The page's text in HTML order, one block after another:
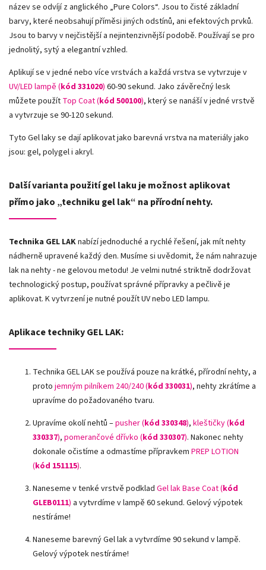
název se odvíjí z anglického „Pure Colors“. Jsou to čisté základní
barvy, které neobsahují příměsi jiných odstínů, ani efektových prvků.
Jsou to barvy v nejčistější a nejintenzivnější podobě. Používají se pro
jednolitý, sytý a elegantní vzhled.
Aplikují se v jedné nebo více vrstvách a každá vrstva se vytvrzuje v
UV/LED lampě (kód 331020) 60-90 sekund. Jako závěrečný lesk
můžete použít Top Coat (kód 500100), který se nanáší v jedné vrstvě
a vytvrzuje se 90-120 sekund.
Tyto Gel laky se dají aplikovat jako barevná vrstva na materiály jako
jsou: gel, polygel i akryl.
Další varianta použití gel laku je možnost aplikovat
přímo jako „techniku gel lak“ na přírodní nehty.
Technika GEL LAKnabízí jednoduché a rychlé řešení, jak mít nehty
nádherně upravené každý den. Musíme si uvědomit, že nám nahrazuje
lak na nehty - ne gelovou metodu! Je velmi nutné striktně dodržovat
technologický postup, používat správné přípravky a pečlivě je
aplikovat. K vytvrzení je nutné použít UV nebo LED lampu.
Aplikace techniky GEL LAK:
Technika GEL LAK se používá pouze na krátké, přírodní nehty, a
proto jemným pilníkem 240/240 (kód 330031), nehty zkrátíme a
upravíme do požadovaného tvaru.
Upravíme okolí nehtů –pusher (kód 330348), kleštičky (kód
330337), pomerančové dřívko (kód 330307). Nakonec nehty
dokonale očistíme a odmastíme přípravkem PREP LOTION
(kód 151115).
Naneseme v tenké vrstvě podklad Gel lak Base Coat (kód
GLEB0111) a vytvrdíme v lampě 60 sekund. Gelový výpotek
nestíráme!
Naneseme barevný Gel lak a vytvrdíme 90 sekund v lampě.
Gelový výpotek nestíráme!